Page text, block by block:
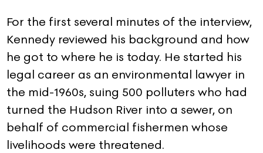
For the first several minutes of the interview,
Kennedy reviewed his background and how
he got to where he is today. He started his
legal career as an environmental lawyer in
the mid-1960s, suing 500 polluters who had
turned the Hudson River into a sewer, on
behalf of commercial fishermen whose
livelihoods were threatened.